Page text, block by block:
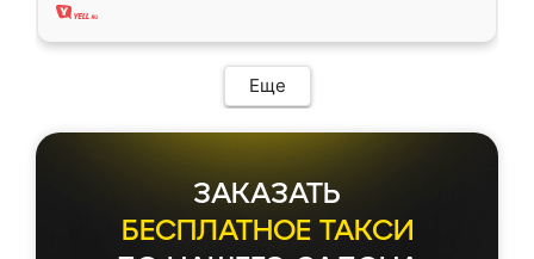
Еще
ЗАКАЗАТЬ
БЕСПЛАТНОЕ ТАКСИ